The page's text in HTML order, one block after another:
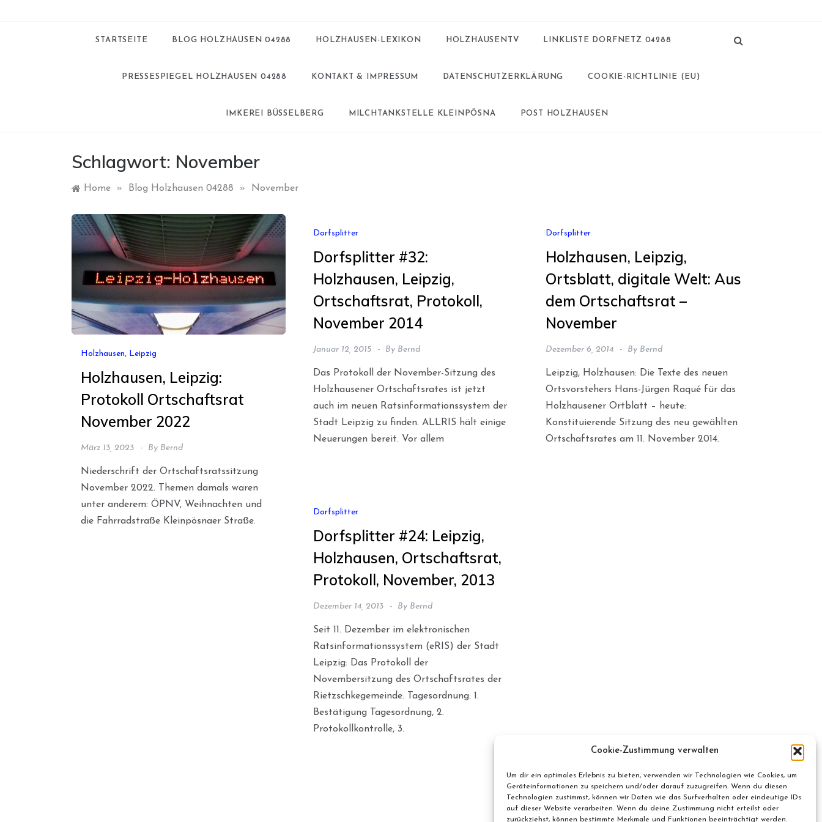
Cookie-Zustimmung verwalten
Um dir ein optimales Erlebnis zu bieten, verwenden wir Technologien wie Cookies, um
Geräteinformationen zu speichern und/oder darauf zuzugreifen. Wenn du diesen
Technologien zustimmst, können wir Daten wie das Surfverhalten oder eindeutige IDs
auf dieser Website verarbeiten. Wenn du deine Zustimmung nicht erteilst oder
zurückziehst, können bestimmte Merkmale und Funktionen beeinträchtigt werden.
STARTSEITE BLOG HOLZHAUSEN 04288 HOLZHAUSEN-LEXIKON HOLZHAUSENTV LINKLISTE DORFNETZ 04288
PRESSESPIEGEL HOLZHAUSEN 04288 KONTAKT & IMPRESSUM DATENSCHUTZERKLÄRUNG COOKIE-RICHTLINIE (EU)
IMKEREI BÜSSELBERG MILCHTANKSTELLE KLEINPÖSNA POST HOLZHAUSEN
Schlagwort: November
Home » Blog Holzhausen 04288 » November
Holzhausen, Leipzig
Holzhausen, Leipzig:
Protokoll Ortschaftsrat
November 2022
März 13, 2023 By Bernd
Niederschrift der Ortschaftsratssitzung
November 2022. Themen damals waren
unter anderem: ÖPNV, Weihnachten und
die Fahrradstraße Kleinpösnaer Straße.
Dorfsplitter
Dorfsplitter #32:
Holzhausen, Leipzig,
Ortschaftsrat, Protokoll,
November 2014
Januar 12, 2015 By Bernd
Das Protokoll der November-Sitzung des
Holzhausener Ortschaftsrates ist jetzt
auch im neuen Ratsinformationssystem der
Stadt Leipzig zu finden. ALLRIS hält einige
Neuerungen bereit. Vor allem
Dorfsplitter
Holzhausen, Leipzig,
Ortsblatt, digitale Welt: Aus
dem Ortschaftsrat –
November
Dezember 6, 2014 By Bernd
Leipzig, Holzhausen: Die Texte des neuen
Ortsvorstehers Hans-Jürgen Raqué für das
Holzhausener Ortblatt – heute:
Konstituierende Sitzung des neu gewählten
Ortschaftsrates am 11. November 2014.
Dorfsplitter
Dorfsplitter #24: Leipzig,
Holzhausen, Ortschaftsrat,
Protokoll, November, 2013
Dezember 14, 2013 By Bernd
Seit 11. Dezember im elektronischen
Ratsinformationssystem (eRIS) der Stadt
Leipzig: Das Protokoll der
Novembersitzung des Ortschaftsrates der
Rietzschkegemeinde. Tagesordnung: 1.
Bestätigung Tagesordnung, 2.
Protokollkontrolle, 3.